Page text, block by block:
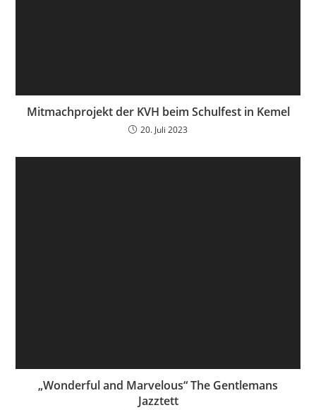
Mitmachprojekt der KVH beim Schulfest in Kemel
20. Juli 2023
„Wonderful and Marvelous“ The Gentlemans
Jazztett